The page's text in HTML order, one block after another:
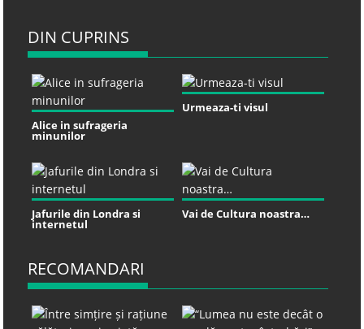
DIN CUPRINS
Alice in sufrageria
minunilor
Urmeaza-ti visul
Jafurile din Londra si
internetul
Vai de Cultura noastra…
RECOMANDARI